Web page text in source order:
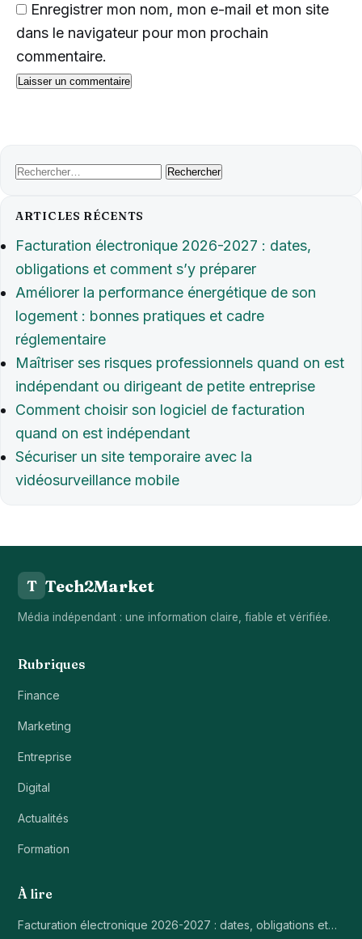
Enregistrer mon nom, mon e-mail et mon site
dans le navigateur pour mon prochain
commentaire.
Rechercher :
ARTICLES RÉCENTS
Facturation électronique 2026-2027 : dates,
obligations et comment s’y préparer
Améliorer la performance énergétique de son
logement : bonnes pratiques et cadre
réglementaire
Maîtriser ses risques professionnels quand on est
indépendant ou dirigeant de petite entreprise
Comment choisir son logiciel de facturation
quand on est indépendant
Sécuriser un site temporaire avec la
vidéosurveillance mobile
T Tech2Market
Média indépendant : une information claire, fiable et vérifiée.
Rubriques
Finance
Marketing
Entreprise
Digital
Actualités
Formation
À lire
Facturation électronique 2026-2027 : dates, obligations et…